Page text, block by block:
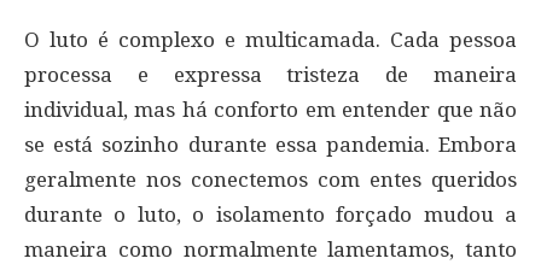
O luto é complexo e multicamada. Cada pessoa
processa e expressa tristeza de maneira
individual, mas há conforto em entender que não
se está sozinho durante essa pandemia. Embora
geralmente nos conectemos com entes queridos
durante o luto, o isolamento forçado mudou a
maneira como normalmente lamentamos, tanto